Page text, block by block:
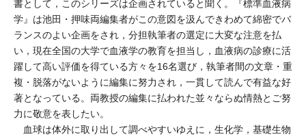
書として，このシリーズは企画されていると聞く。『標準血液病
学』は池田・押味両編集者がこの意図を汲んできわめて綿密でバ
ランスのよい企画をされ，分担執筆者の選定に大変な注意を払
い，現在全国の大学で血液学の教育を担当し，血液病の診療に活
躍して高い評価を得ている方々を16名選び，執筆者間の文章・重
複・脱落がないように編集に努力され，一貫して読んで有益な好
著となっている。両教授の編集に払われた並々ならぬ情熱とご努
力に敬意を表したい。
血球は体外に取り出して調べやすいゆえに，生化学，基礎生物